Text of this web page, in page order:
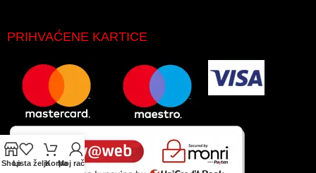
PRIHVAĆENE KARTICE
ShopLista željaKorpaMoj račun